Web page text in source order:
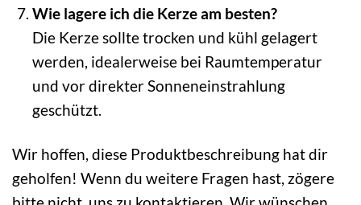
Wie lagere ich die Kerze am besten?
Die Kerze sollte trocken und kühl gelagert
werden, idealerweise bei Raumtemperatur
und vor direkter Sonneneinstrahlung
geschützt.
Wir hoffen, diese Produktbeschreibung hat dir
geholfen! Wenn du weitere Fragen hast, zögere